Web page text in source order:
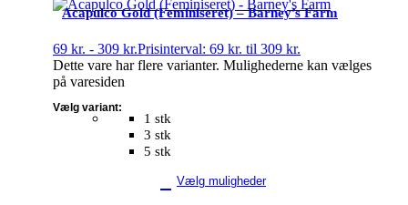
Acapulco Gold (Feminiseret) – Barney’s Farm
69 kr. - 309 kr.Prisinterval: 69 kr. til 309 kr.
1 stk
3 stk
5 stk
Vælg variant:
Vælg muligheder
Dette vare har flere varianter. Mulighederne kan vælges
på varesiden